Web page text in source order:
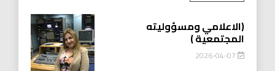
(الاعلامي ومسؤوليته
المجتمعية )
2026-04-07